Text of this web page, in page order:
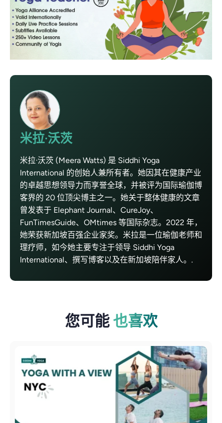
米拉·沃茨
米拉·沃茨 (Meera Watts) 是 Siddhi Yoga
International 的创始人兼所有者。她因其在健康产业
的卓越思想领导力而享誉全球，并被评为国际瑜伽博
客界的 20 位顶尖博主之一。她关于整体健康的文章
曾发表于 Elephant Journal、CureJoy、
FunTimesGuide、OMtimes 等国际杂志。2022 年，
她荣获新加坡百强企业家奖。米拉是一位瑜伽老师和
理疗师，如今她主要专注于领导 Siddhi Yoga
International、撰写博客以及在新加坡陪伴家人。.
您可能 也喜欢